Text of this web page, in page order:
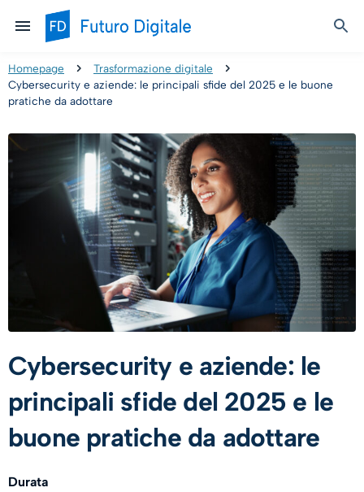
Homepage
Trasformazione digitale
Cybersecurity e aziende: le principali sfide del 2025 e le buone
pratiche da adottare
Cybersecurity e aziende: le
principali sfide del 2025 e le
buone pratiche da adottare
Durata